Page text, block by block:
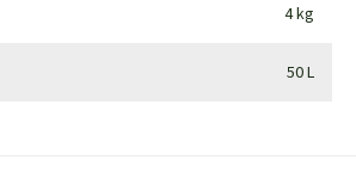
4 kg
50 L